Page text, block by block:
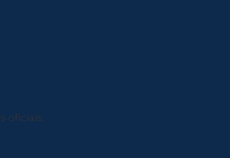
oficiais.